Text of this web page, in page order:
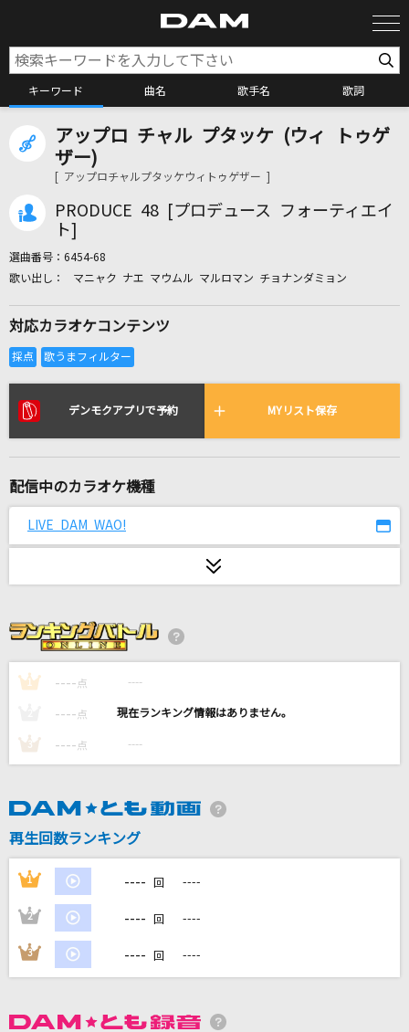
キーワード 曲名 歌手名 歌詞
カラオケ検索
カラオケ店舗検索
全国りれき
SAKURAドロップス
宇多田ヒカル
[生音]喝采
ちあきなおみ
ガラス越しに消えた夏
鈴木雅之
sweet timer
プラネタリウム
雪の華
徳永英明
ヴァンパイア
DECO*27
レディーレ
アップロ チャル プタッケ (ウィ トゥゲ
ザー)
[ アップロチャルプタッケウィトゥゲザー ]
PRODUCE 48 [プロデュース フォーティエイ
ト]
選曲番号： 6454-68
マニャク ナエ マウムル マルロマン チョナンダミョン
対応カラオケコンテンツ
デンモクアプリで予約 MYリスト保存
配信中のカラオケ機種
LIVE DAM WAO!
1 ---- 点 ----
---- 点 ----
3 ---- 点 ----
再生回数ランキング
1 ---- 回 ----
2 ---- 回 ----
3 ---- 回 ----